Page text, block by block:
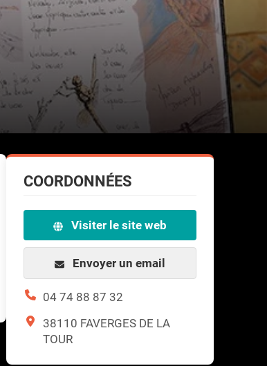
COORDONNÉES
Visiter le site web
Envoyer un email
04 74 88 87 32
38110 FAVERGES DE LA
TOUR